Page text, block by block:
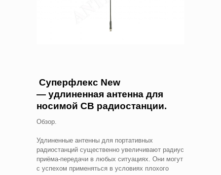
Суперфлекс New
— удлиненная антенна для
носимой CB радиостанции.
Обзор.
Удлиненные антенны для портативных
радиостанций существенно увеличивают радиус
приёма-передачи в любых ситуациях. Они могут
с успехом применяться в условиях плохого